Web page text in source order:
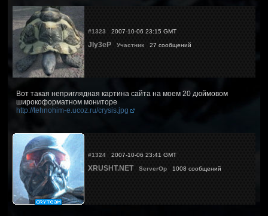
#1323 2007-10-06 23:15 GMT
JIy3eP Участник 27 сообщений
Вот такая неприглядная картина сайта на моем 20 дюймовом
широкоформатном мониторе
http://tehnohim-e.ucoz.ru/crysis.jpg
#1324 2007-10-06 23:41 GMT
XRUSHT.NET ServerOp 1008 сообщений